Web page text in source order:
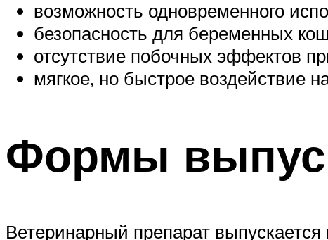
возможность одновременного
безопасность для беременных
отсутствие побочных эффектов
мягкое, но быстрое воздействие
Формы
Ветеринарный препарат